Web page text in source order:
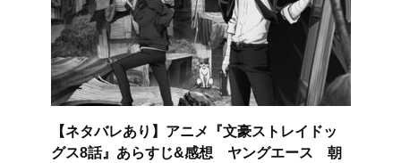
【ネタバレあり】アニメ『文豪ストレイドッ
グス8話』あらすじ&感想 ヤングエース 朝